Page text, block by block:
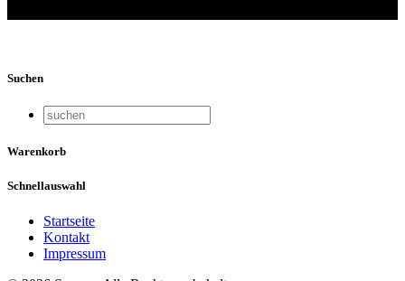
Suchen
Warenkorb
Schnellauswahl
Startseite
Kontakt
Impressum